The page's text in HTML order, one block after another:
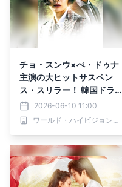
チョ・スンウ×ぺ・ドゥナ
主演の大ヒットサスペン
ス・スリラー！ 韓国ドラ
マ「秘密の森～深い闇の向
こうに～」 6月13日（土）
ひる2:00～ BS12 トゥエ
2026-06-10 11:00
ワールド・ハイビジョン・チャンネル株式会社